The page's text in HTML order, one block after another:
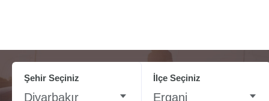
Şehir Seçiniz
Diyarbakır
İlçe Seçiniz
Ergani